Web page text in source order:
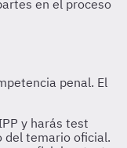
en el proceso